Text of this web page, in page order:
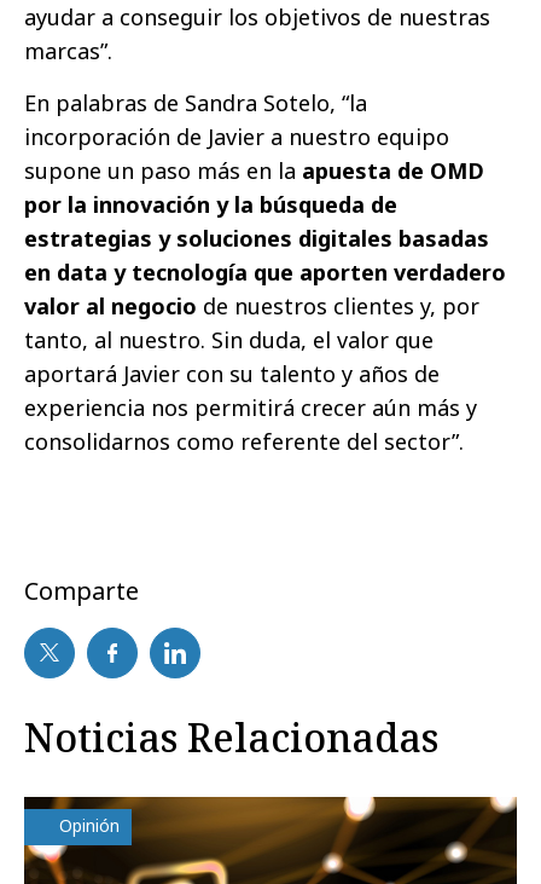
ayudar a conseguir los objetivos de nuestras
marcas”.
En palabras de Sandra Sotelo, “la
incorporación de Javier a nuestro equipo
supone un paso más en la apuesta de OMD
por la innovación y la búsqueda de
estrategias y soluciones digitales basadas
en data y tecnología que aporten verdadero
valor al negocio de nuestros clientes y, por
tanto, al nuestro. Sin duda, el valor que
aportará Javier con su talento y años de
experiencia nos permitirá crecer aún más y
consolidarnos como referente del sector”.
Comparte
Noticias Relacionadas
Opinión